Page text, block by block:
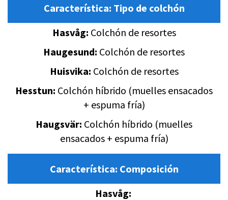
Característica: Tipo de colchón
Hasvåg: Colchón de resortes
Haugesund: Colchón de resortes
Huisvika: Colchón de resortes
Hesstun: Colchón híbrido (muelles ensacados
+ espuma fría)
Haugsvär: Colchón híbrido (muelles
ensacados + espuma fría)
Característica: Composición
Hasvåg: